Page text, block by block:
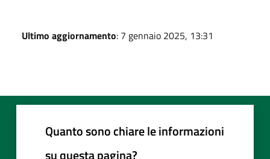
Ultimo aggiornamento: 7 gennaio 2025, 13:31
Quanto sono chiare le informazioni
su questa pagina?